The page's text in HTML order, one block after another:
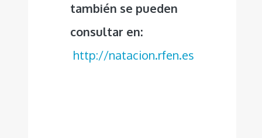
también se pueden
consultar en:
http://natacion.rfen.es